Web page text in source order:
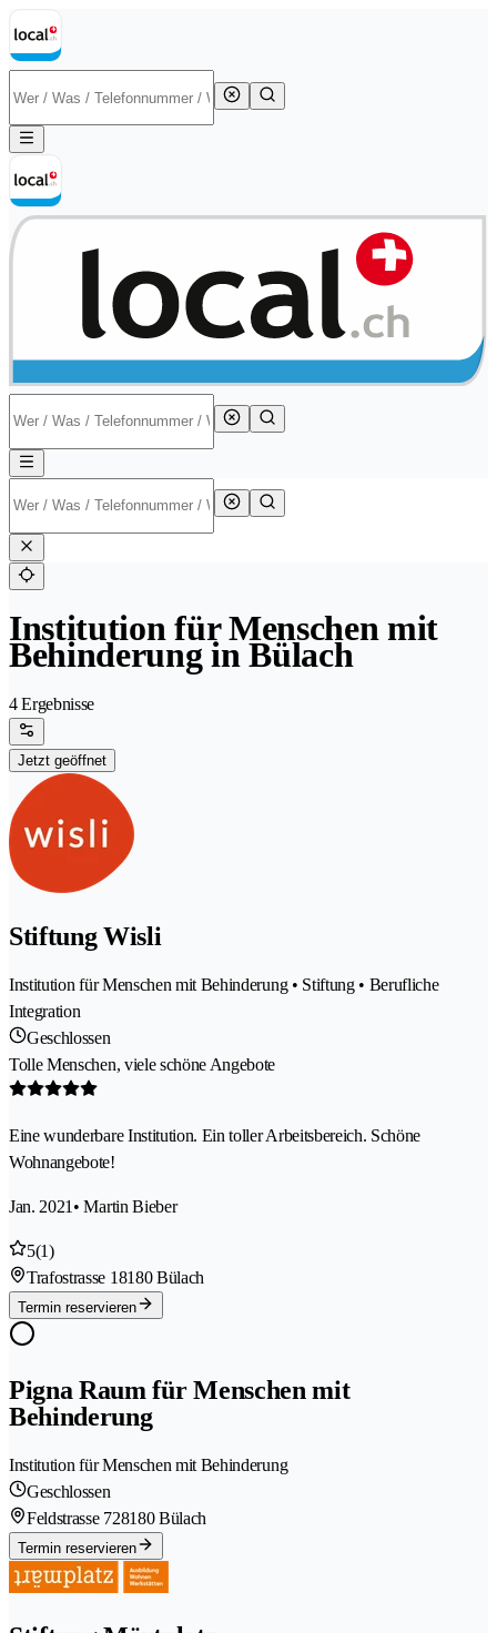
Institution für Menschen mit
Behinderung in Bülach
4 Ergebnisse
Jetzt geöffnet
Stiftung Wisli
Institution für Menschen mit Behinderung • Stiftung • Berufliche
Integration
Geschlossen
Tolle Menschen, viele schöne Angebote
Eine wunderbare Institution. Ein toller Arbeitsbereich. Schöne
Wohnangebote!
Jan. 2021 • Martin Bieber
5(1)
Trafostrasse 18180 Bülach
Termin reservieren
Pigna Raum für Menschen mit
Behinderung
Institution für Menschen mit Behinderung
Geschlossen
Feldstrasse 728180 Bülach
Termin reservieren